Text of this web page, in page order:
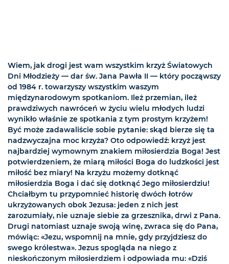
Wiem, jak drogi jest wam wszystkim krzyż Światowych
Dni Młodzieży — dar św. Jana Pawła II — który począwszy
od 1984 r. towarzyszy wszystkim waszym
międzynarodowym spotkaniom. Ileż przemian, ileż
prawdziwych nawróceń w życiu wielu młodych ludzi
wynikło właśnie ze spotkania z tym prostym krzyżem!
Być może zadawaliście sobie pytanie: skąd bierze się ta
nadzwyczajna moc krzyża? Oto odpowiedź: krzyż jest
najbardziej wymownym znakiem miłosierdzia Boga! Jest
potwierdzeniem, że miarą miłości Boga do ludzkości jest
miłość bez miary! Na krzyżu możemy dotknąć
miłosierdzia Boga i dać się dotknąć Jego miłosierdziu!
Chciałbym tu przypomnieć historię dwóch łotrów
ukrzyżowanych obok Jezusa: jeden z nich jest
zarozumiały, nie uznaje siebie za grzesznika, drwi z Pana.
Drugi natomiast uznaje swoją winę, zwraca się do Pana,
mówiąc: «Jezu, wspomnij na mnie, gdy przyjdziesz do
swego królestwa». Jezus spogląda na niego z
nieskończonym miłosierdziem i odpowiada mu: «Dziś